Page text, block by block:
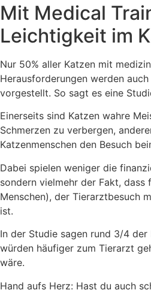
Mit Medical
Leichtigkeit im
Nur 50% aller Katzen mit
Herausforderungen werden
vorgestellt. So sagt es eine
Einerseits sind Katzen wahre
Schmerzen zu verbergen,
Katzenmenschen den Besuch
Dabei spielen weniger die
sondern vielmehr der Fakt, dass
Menschen), der Tierarztbesuch
ist.
In der Studie sagen rund 3/4 der
würden häufiger zum Tierarzt
wäre.
Hand aufs Herz: Hast du auch